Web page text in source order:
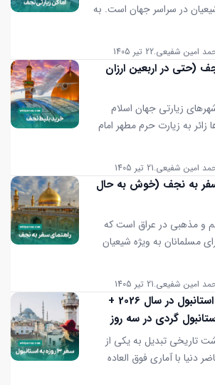
در سراسر جهان است. به
امین شفیعی 22 تیر 1405
(حتی در اربعین ارزان
زیارتی جهان اسلام
زائر به زیارت حرم مطهر امام
امین شفیعی 21 تیر 1405
به نجف (خوش به حال
و مذهبی در عراق است که
مسلمانان به ویژه شیعیان
امین شفیعی 21 تیر 1405
هزینه سفر 3 روزه به استانبول در سال 2026 +
گردی در سه روز
تاریخی تبدیل به یکی از
دنیا با آماری فوق العاده